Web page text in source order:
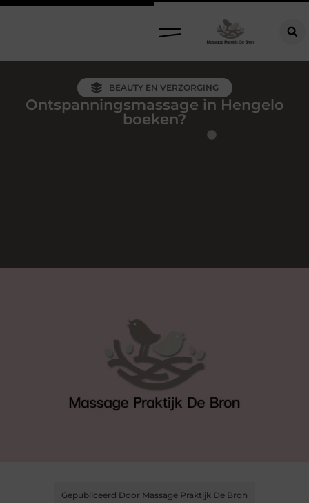
BEAUTY EN VERZORGING
Ontspanningsmassage in Hengelo
boeken?
Gepubliceerd Door Massage Praktijk De Bron